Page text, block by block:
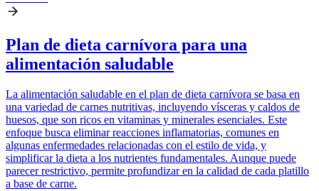
Plan de dieta carnívora para una
alimentación saludable
La alimentación saludable en el plan de dieta carnívora se basa en
una variedad de carnes nutritivas, incluyendo vísceras y caldos de
huesos, que son ricos en vitaminas y minerales esenciales. Este
enfoque busca eliminar reacciones inflamatorias, comunes en
algunas enfermedades relacionadas con el estilo de vida, y
simplificar la dieta a los nutrientes fundamentales. Aunque puede
parecer restrictivo, permite profundizar en la calidad de cada platillo
a base de carne.